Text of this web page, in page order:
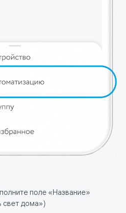
поле «Название»
свет дома»)